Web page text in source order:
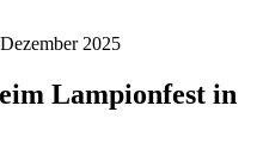
2025
Lampionfest in